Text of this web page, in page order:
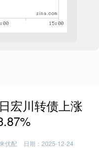
宏川转债上涨
优配
日期：2025-12-24